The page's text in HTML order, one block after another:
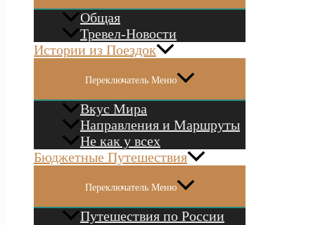
Общая
Тревел-Новости
Истории из Поездок
Переключатель Меню
Вкус Мира
Направления и Маршруты
Не как у всех
Бюджетные Путешествия
Переключатель Меню
Путешествия по России